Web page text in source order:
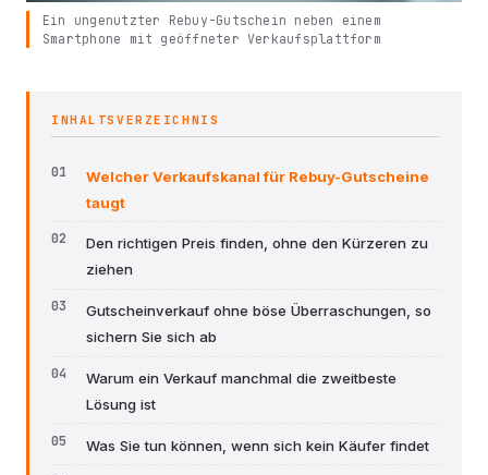
Ein ungenutzter Rebuy-Gutschein neben einem
Smartphone mit geöffneter Verkaufsplattform
INHALTSVERZEICHNIS
Welcher Verkaufskanal für Rebuy-Gutscheine
taugt
Den richtigen Preis finden, ohne den Kürzeren zu
ziehen
Gutscheinverkauf ohne böse Überraschungen, so
sichern Sie sich ab
Warum ein Verkauf manchmal die zweitbeste
Lösung ist
Was Sie tun können, wenn sich kein Käufer findet